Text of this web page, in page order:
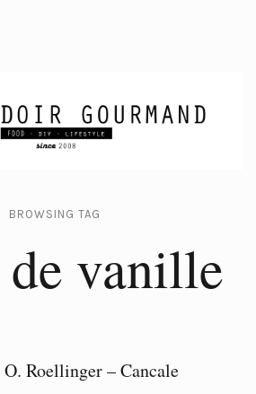
BROWSING TAG
vanille
Roellinger – Cancale